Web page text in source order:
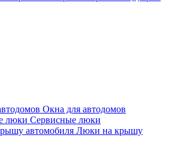
Окна для автодомов
Сервисные люки
Люки на крышу